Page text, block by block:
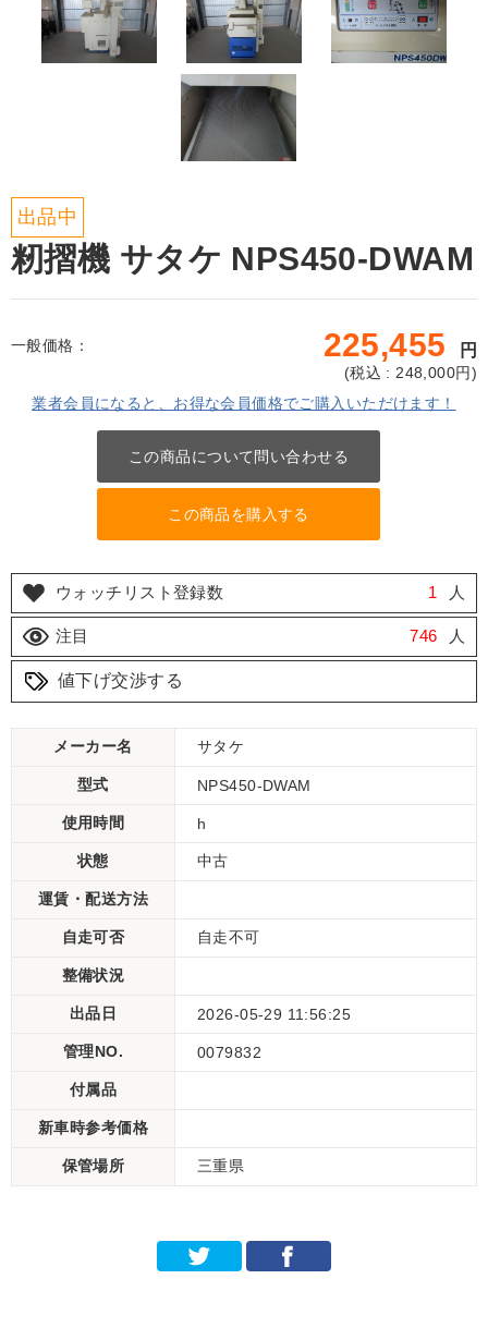
出品中
籾摺機 サタケ NPS450-DWAM
一般価格： 225,455 円
(税込 : 248,000円)
業者会員になると、お得な会員価格でご購入いただけます！
この商品について問い合わせる
この商品を購入する
ウォッチリスト登録数 1 人
注目 746 人
値下げ交渉する
メーカー名 サタケ
型式 NPS450-DWAM
使用時間 h
状態 中古
運賃・配送方法
自走可否 自走不可
整備状況
出品日 2026-05-29 11:56:25
管理NO. 0079832
付属品
新車時参考価格
保管場所 三重県